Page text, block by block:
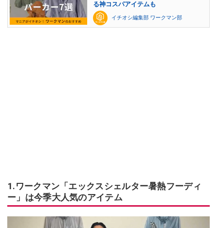
る神コスパアイテムも
イチオシ編集部 ワークマン部
1.ワークマン「エックスシェルター暑熱フーディ
ー」は今季大人気のアイテム